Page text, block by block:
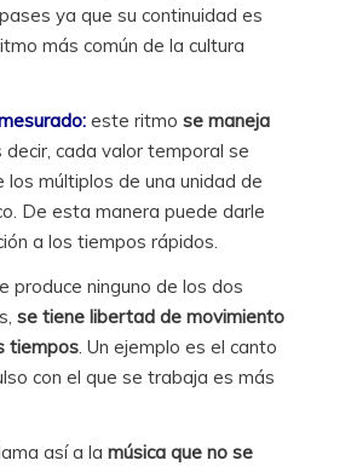
ya que su continuidad es
más común de la cultura
este ritmo se maneja
decir, cada valor temporal se
los múltiplos de una unidad de
De esta manera puede darle
a los tiempos rápidos.
produce ninguno de los dos
se tiene libertad de movimiento
tiempos . Un ejemplo es el canto
con el que se trabaja es más
así a lamúsica que no se